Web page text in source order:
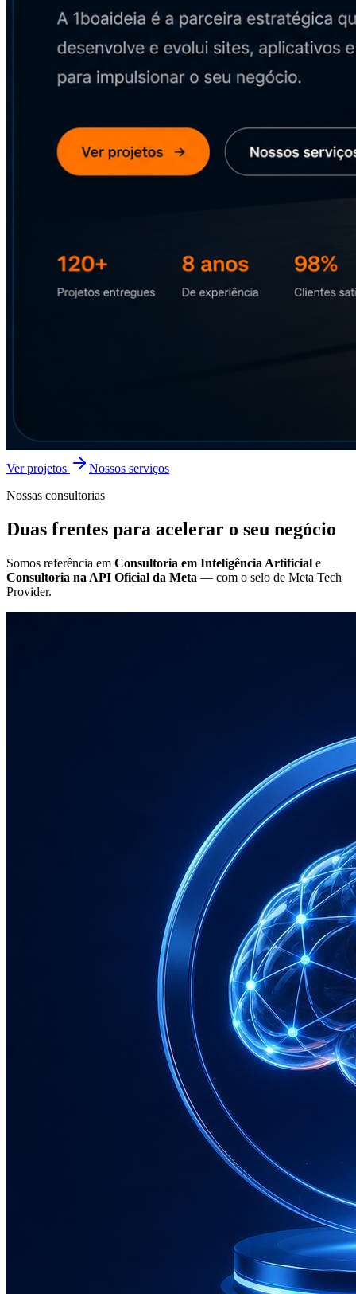
Ver projetos
Nossos serviços
Nossas consultorias
Duas frentes para acelerar o seu negócio
Somos referência em Consultoria em Inteligência Artificial e
Consultoria na API Oficial da Meta — com o selo de Meta Tech
Provider.